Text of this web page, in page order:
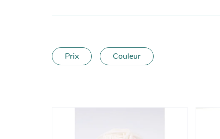
Prix Couleur